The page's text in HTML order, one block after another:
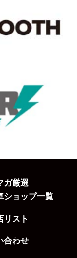
ガ厳選
ショップ一覧
リスト
合わせ